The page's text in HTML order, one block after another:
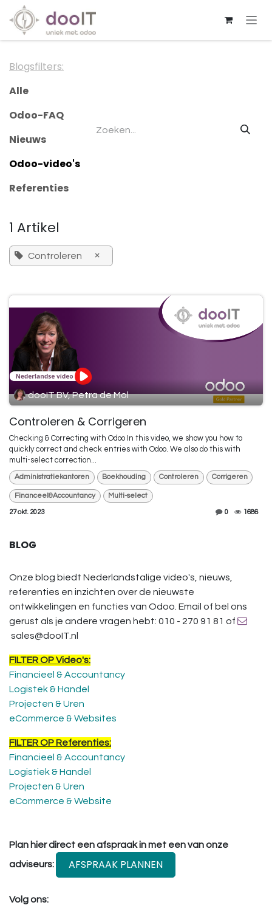
Overslaan naar inhoud
Blogsfilters:
Alle
Odoo-FAQ
Nieuws
Odoo-video's
Referenties
1 Artikel
Controleren ×
dooIT BV, Petra de Mol
Controleren & Corrigeren
Checking & Correcting with Odoo In this video, we show you how to
quickly correct and check entries with Odoo. We also do this with
multi-select correction...
Administratiekantoren Boekhouding Controleren Corrigeren
Financeel&Accountancy Multi-select
27 okt. 2023 0 1686
BLOG
Onze blog biedt Nederlandstalige video's, nieuws,
referenties en inzichten over de nieuwste
ontwikkelingen en functies van Odoo. Email of bel ons
gerust als je andere vragen hebt: 010 - 270 91 81 of
sales@dooIT.nl
FILTER OP Video's:
Financieel & Accountancy
Logistek & Handel
Projecten & Uren
eCommerce & Websites
FILTER OP Referenties:
Financieel & Accountancy
Logistiek & Handel
Projecten & Uren
eCommerce & Website
Plan hier direct een afspraak in met een van onze
adviseurs:
AFSPRAAK PLANNEN
Volg ons: